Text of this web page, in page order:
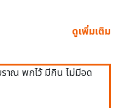
ดูเพิ่มเติม